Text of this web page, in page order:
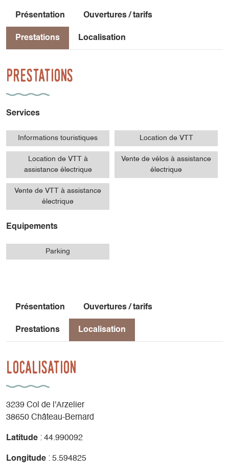
Présentation Ouvertures / tarifs
Prestations Localisation
Prestations
Services
Informations touristiques Location de VTT
Location de VTT à
assistance électrique
Vente de vélos à assistance
électrique
Vente de VTT à assistance
électrique
Equipements
Parking
Présentation Ouvertures / tarifs
Prestations Localisation
Localisation
3239 Col de l'Arzelier
38650 Château-Bernard
Latitude : 44.990092
Longitude : 5.594825